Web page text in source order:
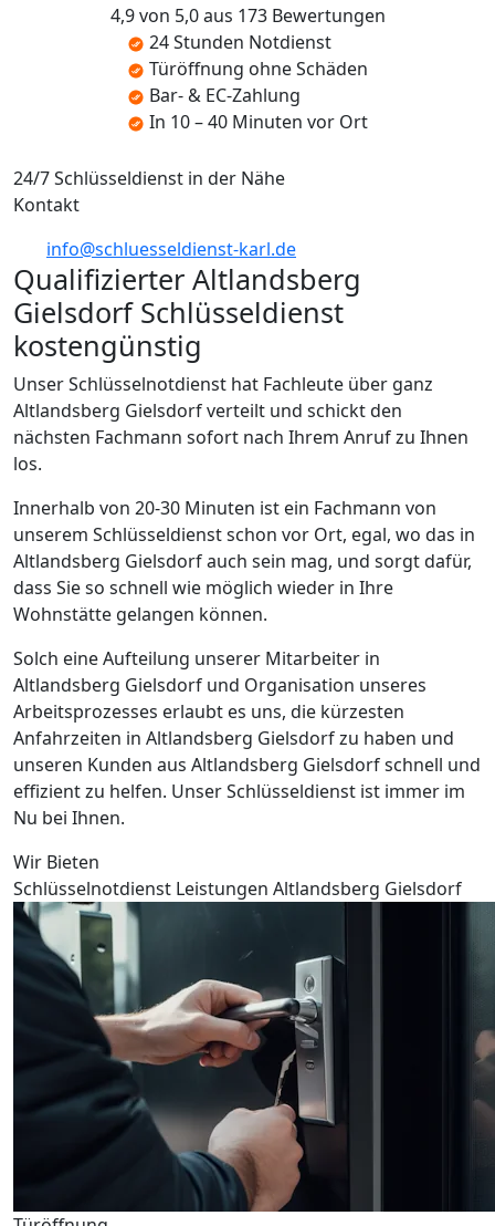
4,9 von 5,0 aus 173 Bewertungen
24 Stunden Notdienst
Türöffnung ohne Schäden
Bar- & EC-Zahlung
In 10 – 40 Minuten vor Ort
24/7 Schlüsseldienst in der Nähe
Kontakt
info@schluesseldienst-karl.de
Qualifizierter Altlandsberg
Gielsdorf Schlüsseldienst
kostengünstig
Unser Schlüsselnotdienst hat Fachleute über ganz
Altlandsberg Gielsdorf verteilt und schickt den
nächsten Fachmann sofort nach Ihrem Anruf zu Ihnen
los.
Innerhalb von 20-30 Minuten ist ein Fachmann von
unserem Schlüsseldienst schon vor Ort, egal, wo das in
Altlandsberg Gielsdorf auch sein mag, und sorgt dafür,
dass Sie so schnell wie möglich wieder in Ihre
Wohnstätte gelangen können.
Solch eine Aufteilung unserer Mitarbeiter in
Altlandsberg Gielsdorf und Organisation unseres
Arbeitsprozesses erlaubt es uns, die kürzesten
Anfahrzeiten in Altlandsberg Gielsdorf zu haben und
unseren Kunden aus Altlandsberg Gielsdorf schnell und
effizient zu helfen. Unser Schlüsseldienst ist immer im
Nu bei Ihnen.
Wir Bieten
Schlüsselnotdienst Leistungen Altlandsberg Gielsdorf